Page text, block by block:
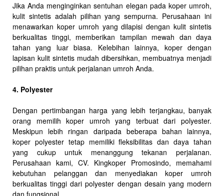
Jika Anda menginginkan sentuhan elegan pada koper umroh,
kulit sintetis adalah pilihan yang sempurna. Perusahaan ini
menawarkan koper umroh yang dilapisi dengan kulit sintetis
berkualitas tinggi, memberikan tampilan mewah dan daya
tahan yang luar biasa. Kelebihan lainnya, koper dengan
lapisan kulit sintetis mudah dibersihkan, membuatnya menjadi
pilihan praktis untuk perjalanan umroh Anda.
4. Polyester
Dengan pertimbangan harga yang lebih terjangkau, banyak
orang memilih koper umroh yang terbuat dari polyester.
Meskipun lebih ringan daripada beberapa bahan lainnya,
koper polyester tetap memiliki fleksibilitas dan daya tahan
yang cukup untuk menanggung tekanan perjalanan.
Perusahaan kami, CV. Kingkoper Promosindo, memahami
kebutuhan pelanggan dan menyediakan koper umroh
berkualitas tinggi dari polyester dengan desain yang modern